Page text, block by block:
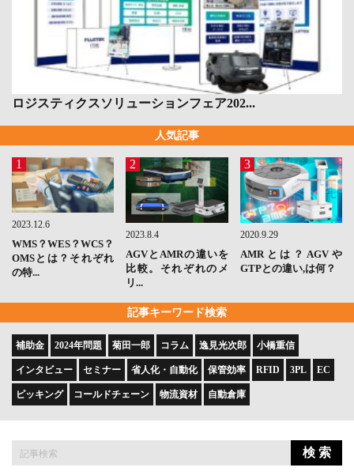
ロジスティクスソリューションフェア202...
人気記事
1
2023.12.6
WMS？WES？WCS？
OMSとは？それぞれ
の特...
2
2023.8.4
AGVとAMRの違いを
比較。それぞれのメ
リ...
3
2020.9.29
AMRとは？AGVや
GTPとの違い,は何？
記事キーワード検索
補助金 2024年問題 菊田一郎 コラム 逸見光次郎 小橋重信
インタビュー セミナー 省人化・自動化 保管効率 RFID 3PL EC
ピッキング コールドチェーン 物流資材 自動倉庫
検 索